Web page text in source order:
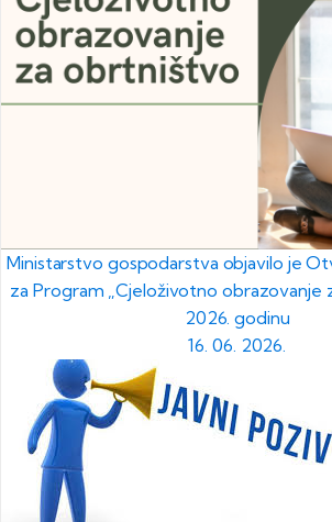
Ministarstvo gospodarstva objavilo je
za Program „Cjeloživotno obrazovanje
2026. godinu
16. 06. 2026.